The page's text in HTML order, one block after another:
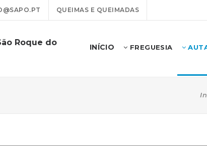
QUEIMAS E QUEIMADAS
Roque do
INÍCIO FREGUESIA